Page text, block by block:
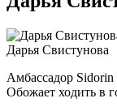
Дарья Свистунова
Амбассадор Sidorin
Обожает ходить в